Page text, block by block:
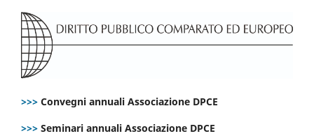
>>> Convegni annuali Associazione DPCE
>>> Seminari annuali Associazione DPCE